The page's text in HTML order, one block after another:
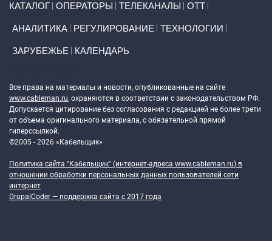
КАТАЛОГ ОПЕРАТОРЫ ТЕЛЕКАНАЛЫ ОТТ
АНАЛИТИКА РЕГУЛИРОВАНИЕ ТЕХНОЛОГИИ
ЗАРУБЕЖЬЕ КАЛЕНДАРЬ
Все права на материалы и новости, опубликованные на сайте
www.cableman.ru, охраняются в соответствии с законодательством РФ.
Допускается цитирование без согласования с редакцией не более трети
от объема оригинального материала, с обязательной прямой
гиперссылкой.
©2005 - 2026 «Кабельщик»
Политика сайта "Кабельщик" (интернет-адреса www.cableman.ru) в
отношении обработки персональных данных пользователей сети
интернет
DrupalCoder — поддержка сайта c 2017 года